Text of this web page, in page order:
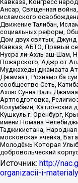
Кавказа, Конгресс
Ансар, Священная
исламского
Движение Талибан,
социальных реформ,
Дом двух святых,
Кавказ, АБТО, Правый
Нусра ли-Ахль аш-Шам,
Пожарского, Аджр от
Муджахеды джамаата
Джамаат, Рохнамо ба
сообщество Сеть,
Ахлю Сунна Валь
Артподготовка,
Колумбайн, Хатлонский
Кушкуль г. Оренбург,
имени Номана
Таджикистана,
московская ячейка,
Молодёжь Которая
добровольческий
Источник: http://
organizacii-i-